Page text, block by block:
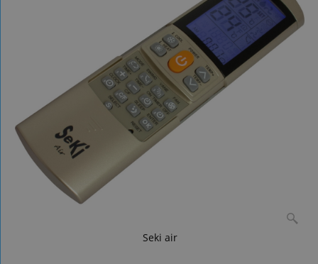
Seki air